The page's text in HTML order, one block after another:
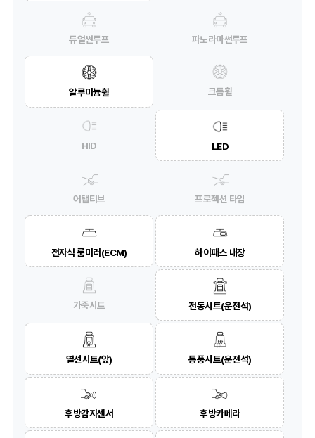
듀얼썬루프 파노라마썬루프
알루미늄휠 크롬휠
HID LED
어탭티브 프로젝션 타입
전자식 룸미러(ECM) 하이패스 내장
가죽시트 전동시트(운전석)
열선시트(앞) 통풍시트(운전석)
후방감지센서 후방카메라